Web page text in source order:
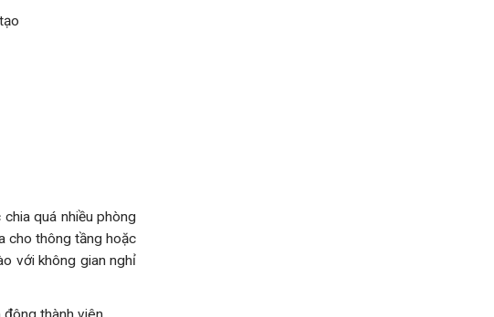
quá nhiều phòng
cho thông tầng hoặc
với không gian nghỉ